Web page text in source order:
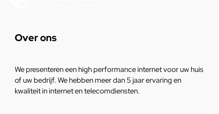
Over ons
We presenteren een high performance internet voor uw huis
of uw bedrijf. We hebben meer dan 5 jaar ervaring en
kwaliteit in internet en telecomdiensten.